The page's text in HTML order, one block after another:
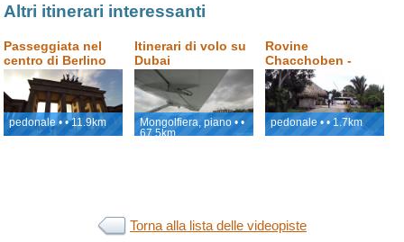
Altri itinerari interessanti
Passeggiata nel
centro di Berlino
pedonale • • 11.9km
Itinerari di volo su
Dubai
Mongolfiera, piano • •
67.5km
Rovine
Chacchoben -
monumenti Maya,
Costa Maya,
Messico
pedonale • • 1.7km
Torna alla lista delle videopiste